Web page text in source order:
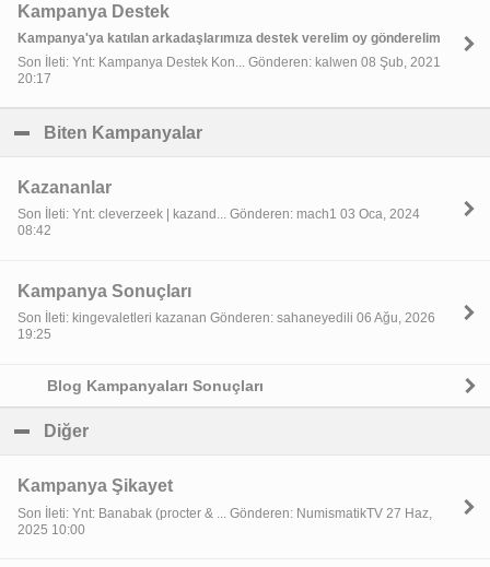
Kampanya Destek
Kampanya'ya katılan arkadaşlarımıza destek verelim oy gönderelim
Son İleti: Ynt: Kampanya Destek Kon... Gönderen: kalwen 08 Şub, 2021
20:17
Biten Kampanyalar
Kazananlar
Son İleti: Ynt: cleverzeek | kazand... Gönderen: mach1 03 Oca, 2024
08:42
Kampanya Sonuçları
Son İleti: kingevaletleri kazanan Gönderen: sahaneyedili 06 Ağu, 2026
19:25
Blog Kampanyaları Sonuçları
Diğer
Kampanya Şikayet
Son İleti: Ynt: Banabak (procter & ... Gönderen: NumismatikTV 27 Haz,
2025 10:00